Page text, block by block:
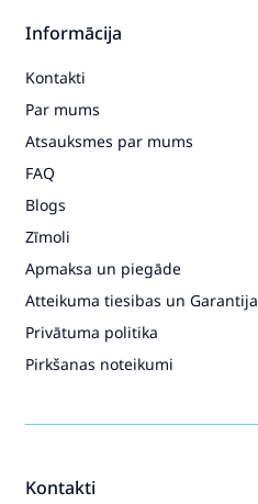
Kontakti
Informācija
Kontakti
Par mums
Atsauksmes par mums
FAQ
Blogs
Zīmoli
Apmaksa un piegāde
Atteikuma tiesibas un Garantija
Privātuma politika
Pirkšanas noteikumi